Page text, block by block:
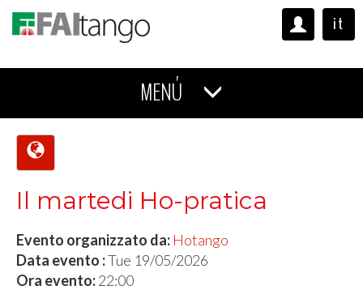
it
MENÚ
Il martedi Ho-pratica
Evento organizzato da: Hotango
Data evento :Tue 19/05/2026
Ora evento:22:00